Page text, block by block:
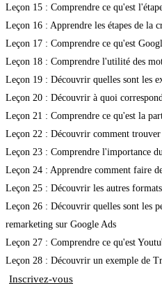
Leçon 15 : Comprendre ce qu'est
Leçon 16 : Apprendre les étapes de la
Leçon 17 : Comprendre ce qu'est
Leçon 18 : Comprendre l'utilité des
Leçon 19 : Découvrir quelles sont les
Leçon 20 : Découvrir à quoi
Leçon 21 : Comprendre ce qu'est la
Leçon 22 : Découvrir comment trouver
Leçon 23 : Comprendre l'importance
Leçon 24 : Apprendre comment faire
Leçon 25 : Découvrir les autres
Leçon 26 : Découvrir quelles sont les
remarketing sur Google Ads
Leçon 27 : Comprendre ce qu'est
Leçon 28 : Découvrir un exemple de
Inscrivez-vous